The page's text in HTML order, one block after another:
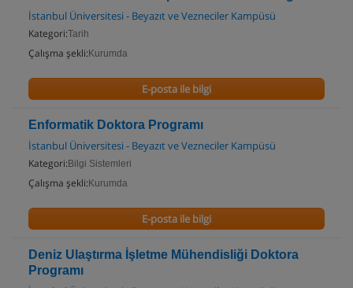
İstanbul Üniversitesi - Beyazıt ve Vezneciler Kampüsü
Kategori:Tarih
Çalışma şekli: Kurumda
E-posta ile bilgi
Enformatik Doktora Programı
İstanbul Üniversitesi - Beyazıt ve Vezneciler Kampüsü
Kategori: Bilgi Sistemleri
Çalışma şekli: Kurumda
E-posta ile bilgi
Deniz Ulaştırma İşletme Mühendisliği Doktora
Programı